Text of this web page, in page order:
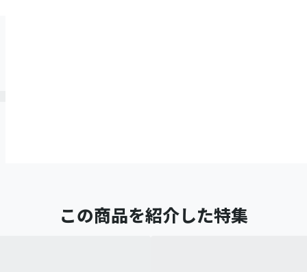
この商品を紹介した特集